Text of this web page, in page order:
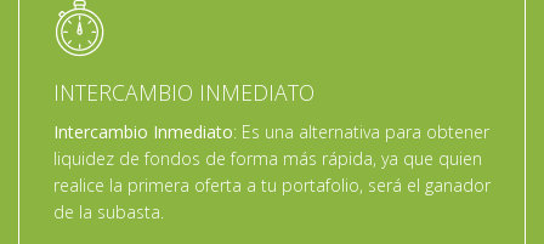
INTERCAMBIO INMEDIATO
Intercambio Inmediato: Es una alternativa para obtener
liquidez de fondos de forma más rápida, ya que quien
realice la primera oferta a tu portafolio, será el ganador
de la subasta.